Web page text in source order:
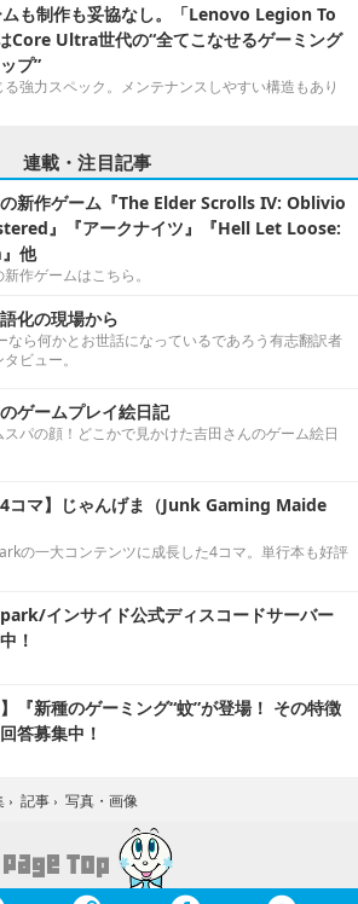
も制作も妥協なし。「Lenovo Legion To
Core Ultra世代の“全てこなせるゲーミング
プ”
強力スペック。メンテナンスしやすい構造もあり
連載・注目記事
新作ゲーム『The Elder Scrolls IV: Oblivio
』『アークナイツ』『Hell Let Loose:
他
作ゲームはこちら。
化の現場から
なら何かとお世話になっているであろう有志翻訳者
ビュー。
ゲームプレイ絵日記
スパの顔！どこかで見かけた吉田さんのゲーム絵日
4コマ】じゃんげま（Junk Gaming Maide
の一大コンテンツに成長した4コマ。単行本も好評
インサイド公式ディスコードサーバー
！
】『新種のゲーミング“蚊”が登場！ その特徴
答募集中！
› 記事 › 写真・画像